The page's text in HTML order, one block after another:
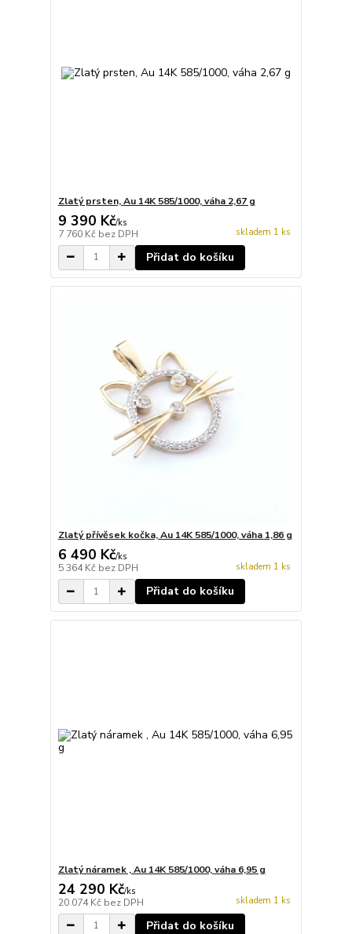
Zlatý prsten, Au 14K 585/1000, váha 2,67 g
9 390 Kč/ks
7 760 Kč bez DPH skladem 1 ks
Přidat do košíku
Zlatý přívěsek kočka, Au 14K 585/1000, váha 1,86 g
6 490 Kč/ks
5 364 Kč bez DPH skladem 1 ks
Přidat do košíku
Zlatý náramek , Au 14K 585/1000, váha 6,95 g
24 290 Kč/ks
20 074 Kč bez DPH skladem 1 ks
Přidat do košíku